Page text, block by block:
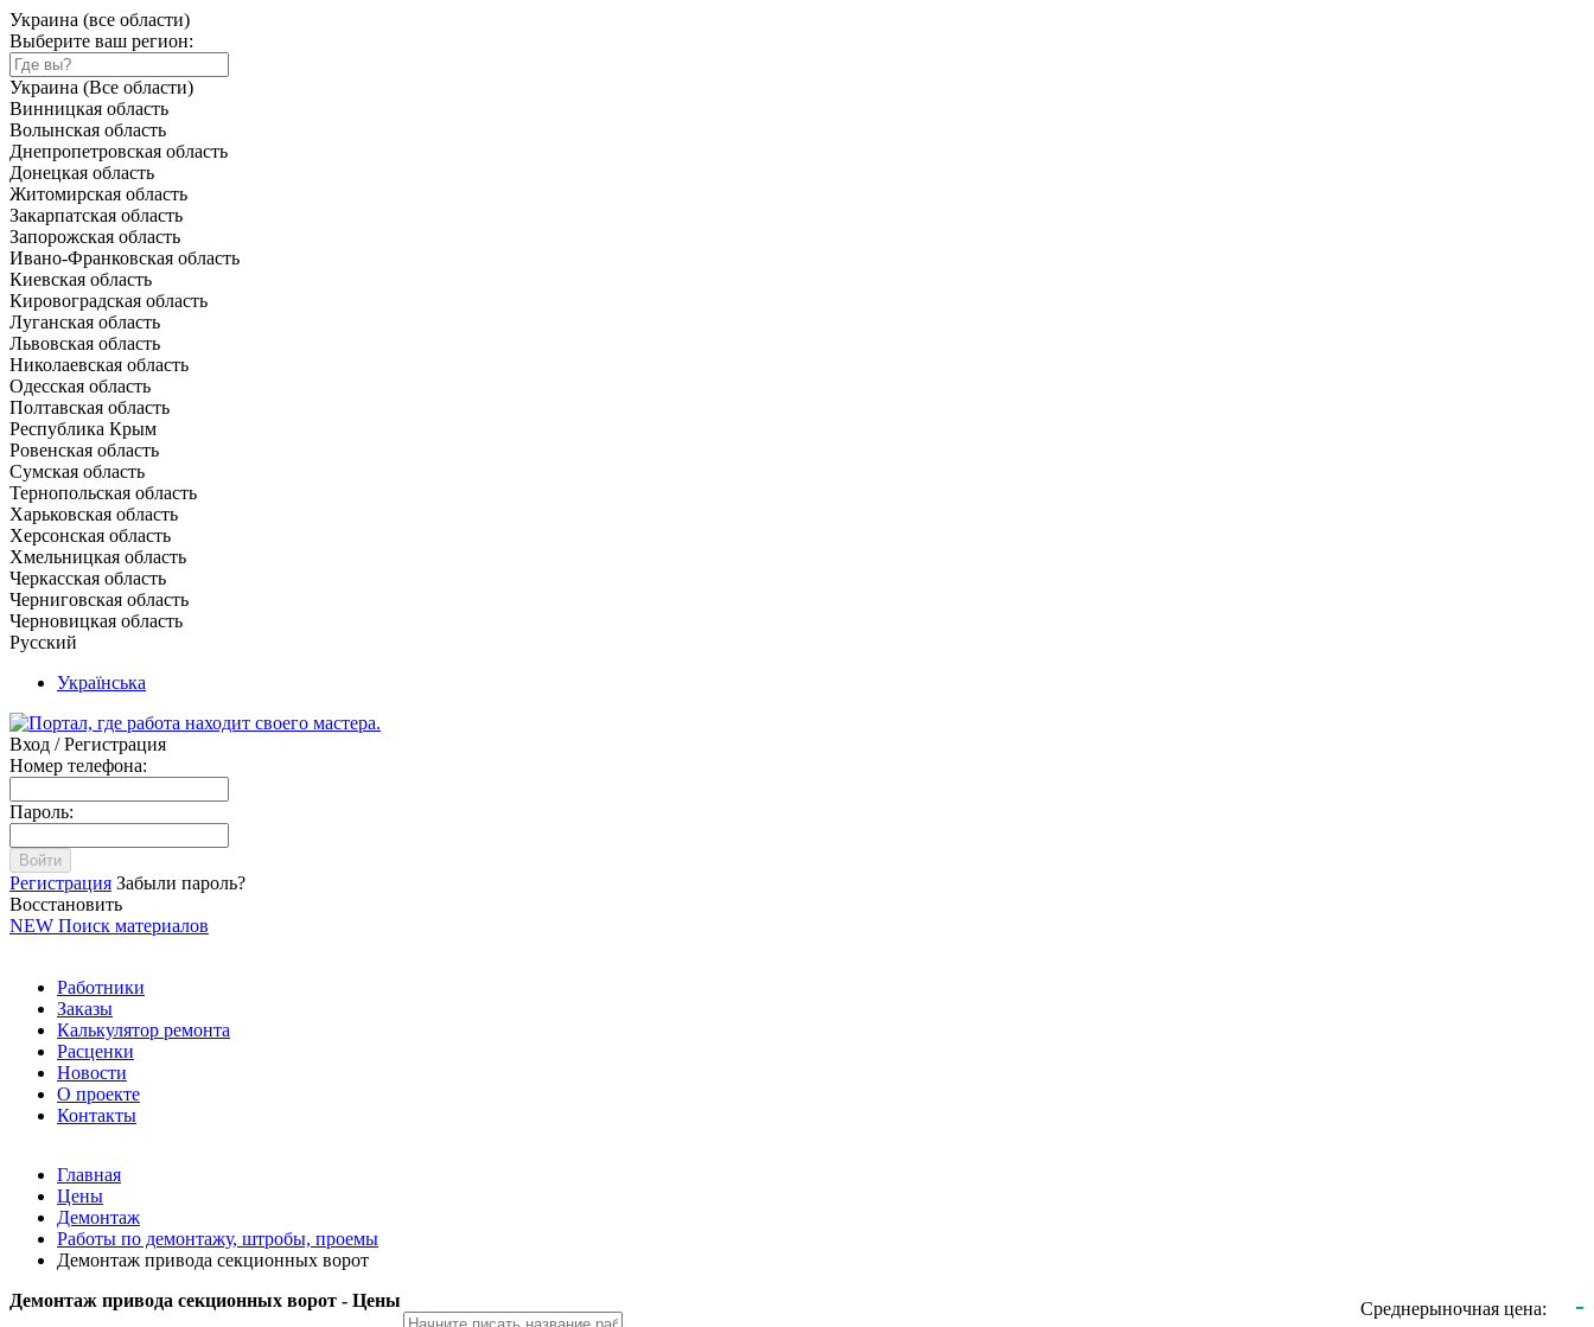
Украина (все области)
Выберите ваш регион:
Украина (Все области)
Винницкая область
Волынская область
Днепропетровская область
Донецкая область
Житомирская область
Закарпатская область
Запорожская область
Ивано-Франковская область
Киевская область
Кировоградская область
Луганская область
Львовская область
Николаевская область
Одесская область
Полтавская область
Республика Крым
Ровенская область
Сумская область
Тернопольская область
Харьковская область
Херсонская область
Хмельницкая область
Черкасская область
Черниговская область
Черновицкая область
Русский
Українська
Вход / Регистрация
Номер телефона:
Пароль:
Войти
Регистрация Забыли пароль?
Восстановить
NEW Поиск материалов
Работники
Заказы
Калькулятор ремонта
Расценки
Новости
О проекте
Контакты
Главная
Цены
Демонтаж
Работы по демонтажу, штробы, проемы
Демонтаж привода секционных ворот
Демонтаж привода секционных ворот - Цены
Среднерыночная цена: -